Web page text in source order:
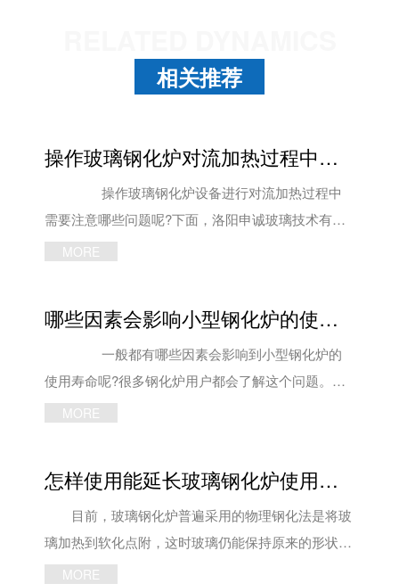
相关推荐
操作玻璃钢化炉对流加热过程中要注意哪些问题
操作玻璃钢化炉设备进行对流加热过程中
需要注意哪些问题呢?下面，洛阳申诚玻璃技术有限
公司工作人员就来跟大家简单的介绍一下吧! 1、
2、严禁操作人员在计算机内加装其他软件，删除、
修改内部文件，严格执行玻璃钢化炉计算机开关操作
程序。 3、保时保质保量的完成公司下达的生产
任务，严格执行工艺规程，遵守钢化炉设备安全操作
本工作无关的事;玻璃钢化炉操作人员严禁上班饮
酒，禁止机器开启时离开工作岗位。 5、当玻璃
钢化炉发生机械电器故障时，必须停机检查及时修
复，无法解决时马上通知维修人员处理。 以上
MORE
哪些因素会影响小型钢化炉的使用寿命
一般都有哪些因素会影响到小型钢化炉的
使用寿命呢?很多钢化炉用户都会了解这个问题。今
天，洛阳申诚玻璃技术有限公司的工作人员就来跟大
常大的占有率。因此，在高质量的产品要求之下，玻
璃钢化炉的使用期限问题也就会十分重要了。
优质产品的使用期限也较长，对于小型钢化炉也如
此。因此玻璃加工厂家在选购设备时，应该选择有正
MORE
怎样使用能延长玻璃钢化炉使用寿命
目前，玻璃钢化炉普遍采用的物理钢化法是将玻
璃加热到软化点附，这时玻璃仍能保持原来的形状，
但玻璃中粒子已有一定的迁移能力，进行结构调整，
MORE